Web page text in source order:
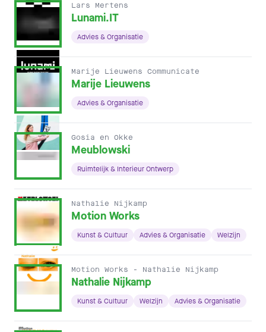
Lars Mertens
Lunami.IT
Advies & Organisatie
Marije Lieuwens Communicate
Marije Lieuwens
Advies & Organisatie
Gosia en Okke
Meublowski
Ruimtelijk & Interieur Ontwerp
Nathalie Nijkamp
Motion Works
Kunst & Cultuur Advies & Organisatie Welzijn
Motion Works - Nathalie Nijkamp
Nathalie Nijkamp
Kunst & Cultuur Welzijn Advies & Organisatie